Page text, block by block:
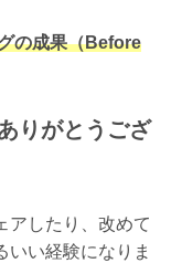
の成果（Before
りがとうござ
アしたり、改めて
いい経験になりま